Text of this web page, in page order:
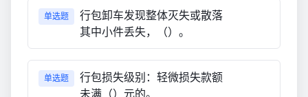
单选题
行包卸车发现整体灭失或散落
其中小件丢失，（）。
单选题
行包损失级别：轻微损失款额
未满（）元的。